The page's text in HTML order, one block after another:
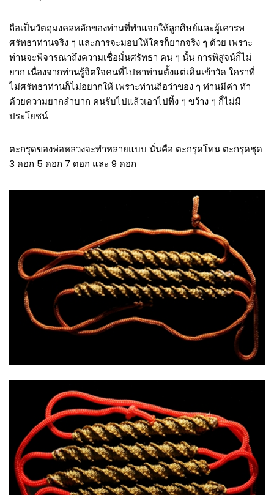
ถือเป็นวัตถุมงคลหลักของท่านที่ทำแจกให้ลูกศิษย์และผู้เคารพ
ศรัทธาท่านจริง ๆ และการจะมอบให้ใครก็ยากจริง ๆ ด้วย เพราะ
ท่านจะพิจารณาถึงความเชื่อมั่นศรัทธา คน ๆ นั้น การพิสูจน์ก็ไม่
ยาก เนื่องจากท่านรู้จิตใจคนที่ไปหาท่านตั้งแต่เดินเข้าวัด ใคราที่
ไม่ศรัทธาท่านก็ไม่อยากให้ เพราะท่านถือว่าของ ๆ ท่านมีค่า ทำ
ด้วยความยากลำบาก คนรับไปแล้วเอาไปทิ้ง ๆ ขว้าง ๆ ก็ไม่มี
ประโยชน์
ตะกรุดของพ่อหลวงจะทำหลายแบบ นั่นคือ ตะกรุดโทน ตะกรุดชุด
3 ดอก 5 ดอก 7 ดอก และ 9 ดอก